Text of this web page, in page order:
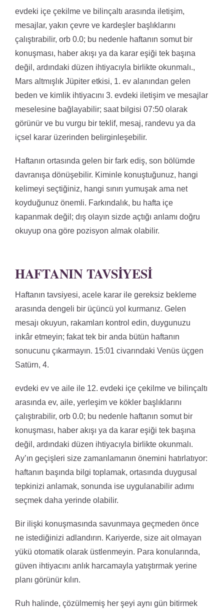
evdeki içe çekilme ve bilinçaltı arasında iletişim,
mesajlar, yakın çevre ve kardeşler başlıklarını
çalıştırabilir, orb 0.0; bu nedenle haftanın somut bir
konuşması, haber akışı ya da karar eşiği tek başına
değil, ardındaki düzen ihtiyacıyla birlikte okunmalı.,
Mars altmışlık Jüpiter etkisi, 1. ev alanından gelen
beden ve kimlik ihtiyacını 3. evdeki iletişim ve mesajlar
meselesine bağlayabilir; saat bilgisi 07:50 olarak
görünür ve bu vurgu bir teklif, mesaj, randevu ya da
içsel karar üzerinden belirginleşebilir.
Haftanın ortasında gelen bir fark ediş, son bölümde
davranışa dönüşebilir. Kiminle konuştuğunuz, hangi
kelimeyi seçtiğiniz, hangi sınırı yumuşak ama net
koyduğunuz önemli. Farkındalık, bu hafta içe
kapanmak değil; dış olayın sizde açtığı anlamı doğru
okuyup ona göre pozisyon almak olabilir.
HAFTANIN TAVSIYESI
Haftanın tavsiyesi, acele karar ile gereksiz bekleme
arasında dengeli bir üçüncü yol kurmanız. Gelen
mesajı okuyun, rakamları kontrol edin, duygunuzu
inkâr etmeyin; fakat tek bir anda bütün haftanın
sonucunu çıkarmayın. 15:01 civarındaki Venüs üçgen
Satürn, 4.
evdeki ev ve aile ile 12. evdeki içe çekilme ve bilinçaltı
arasında ev, aile, yerleşim ve kökler başlıklarını
çalıştırabilir, orb 0.0; bu nedenle haftanın somut bir
konuşması, haber akışı ya da karar eşiği tek başına
değil, ardındaki düzen ihtiyacıyla birlikte okunmalı.
Ay’ın geçişleri size zamanlamanın önemini hatırlatıyor:
haftanın başında bilgi toplamak, ortasında duygusal
tepkinizi anlamak, sonunda ise uygulanabilir adımı
seçmek daha yerinde olabilir.
Bir ilişki konuşmasında savunmaya geçmeden önce
ne istediğinizi adlandırın. Kariyerde, size ait olmayan
yükü otomatik olarak üstlenmeyin. Para konularında,
güven ihtiyacını anlık harcamayla yatıştırmak yerine
planı görünür kılın.
Ruh halinde, çözülmemiş her şeyi aynı gün bitirmek